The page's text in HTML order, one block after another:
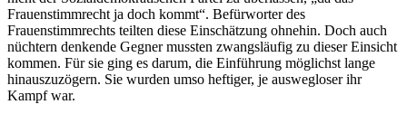
Frauenstimmrecht ja doch kommt“. Befürworter des
Frauenstimmrechts teilten diese Einschätzung ohnehin. Doch auch
nüchtern denkende Gegner mussten zwangsläufig zu dieser Einsicht
kommen. Für sie ging es darum, die Einführung möglichst lange
hinauszuzögern. Sie wurden umso heftiger, je auswegloser ihr
Kampf war.